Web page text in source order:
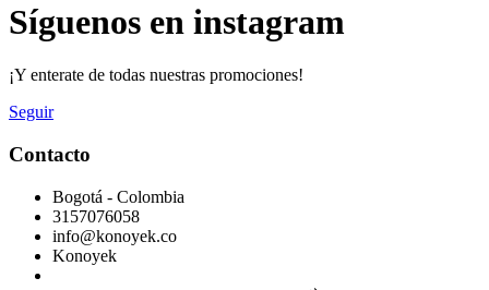
Síguenos en instagram
¡Y enterate de todas nuestras promociones!
Seguir
Contacto
Bogotá - Colombia
3157076058
info@konoyek.co
Konoyek